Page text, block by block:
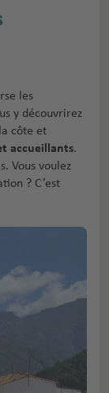
les
y découvrirez
côte et
accueillants.
Vous voulez
? C’est